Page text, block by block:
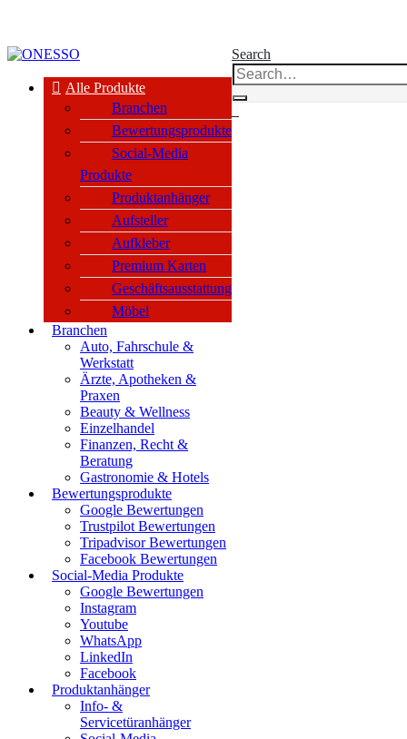
Alle Produkte
Branchen
Bewertungsprodukte
Social-Media
Produkte
Produktanhänger
Aufsteller
Aufkleber
Premium Karten
Geschäftsausstattung
Möbel
Branchen
Auto, Fahrschule &
Werkstatt
Ärzte, Apotheken &
Praxen
Beauty & Wellness
Einzelhandel
Finanzen, Recht &
Beratung
Gastronomie & Hotels
Bewertungsprodukte
Google Bewertungen
Trustpilot Bewertungen
Tripadvisor Bewertungen
Facebook Bewertungen
Social-Media Produkte
Google Bewertungen
Instagram
Youtube
WhatsApp
LinkedIn
Facebook
Produktanhänger
Info- &
Servicetüranhänger
Search